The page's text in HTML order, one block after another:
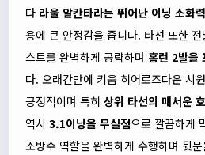
다 라울 알칸타라는 뛰어난 이닝 소화력
용에 큰 안정감을 줍니다. 타선 또한
스트를 완벽하게 공략하며 홈런 2발을
다. 오래간만에 키움 히어로즈다운 시
긍정적이며 특히 상위 타선의 매서운
역시 3.1이닝을 무실점으로 깔끔하게
소방수 역할을 완벽하게 수행하며 뒷